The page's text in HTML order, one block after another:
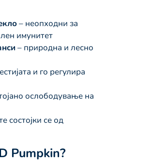
– неопходни за
имунитет
– природна и лесно
и го регулира
ослободување на
состојки се од
Pumpkin?